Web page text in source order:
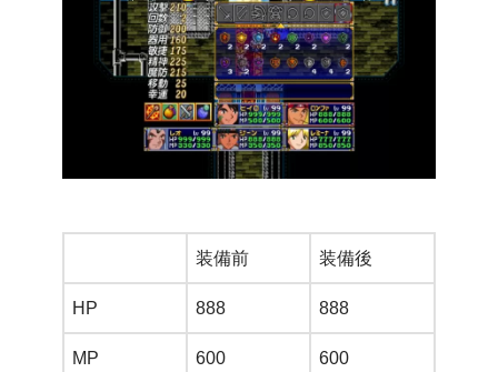
装備前 装備後
HP 888 888
MP 600 600